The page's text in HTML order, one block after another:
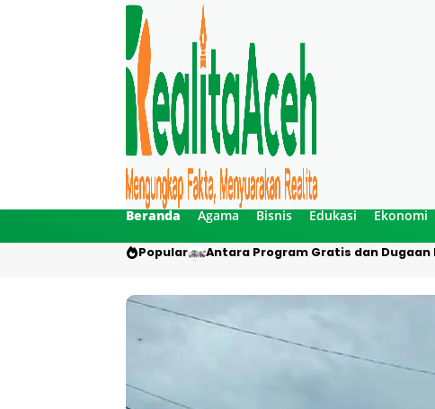
Beranda Agama Bisnis Edukasi Ekonomi
Popular Antara Program Gratis dan Dugaan